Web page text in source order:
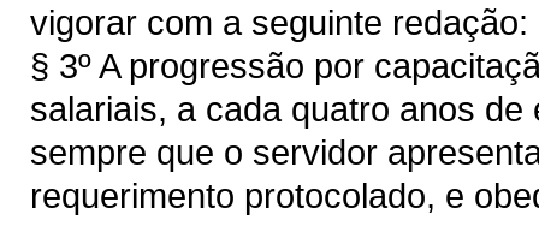
vigorar com a seguinte redação:
§ 3º A progressão por
salariais, a cada quatro anos
sempre que o servidor
requerimento protocolado, e